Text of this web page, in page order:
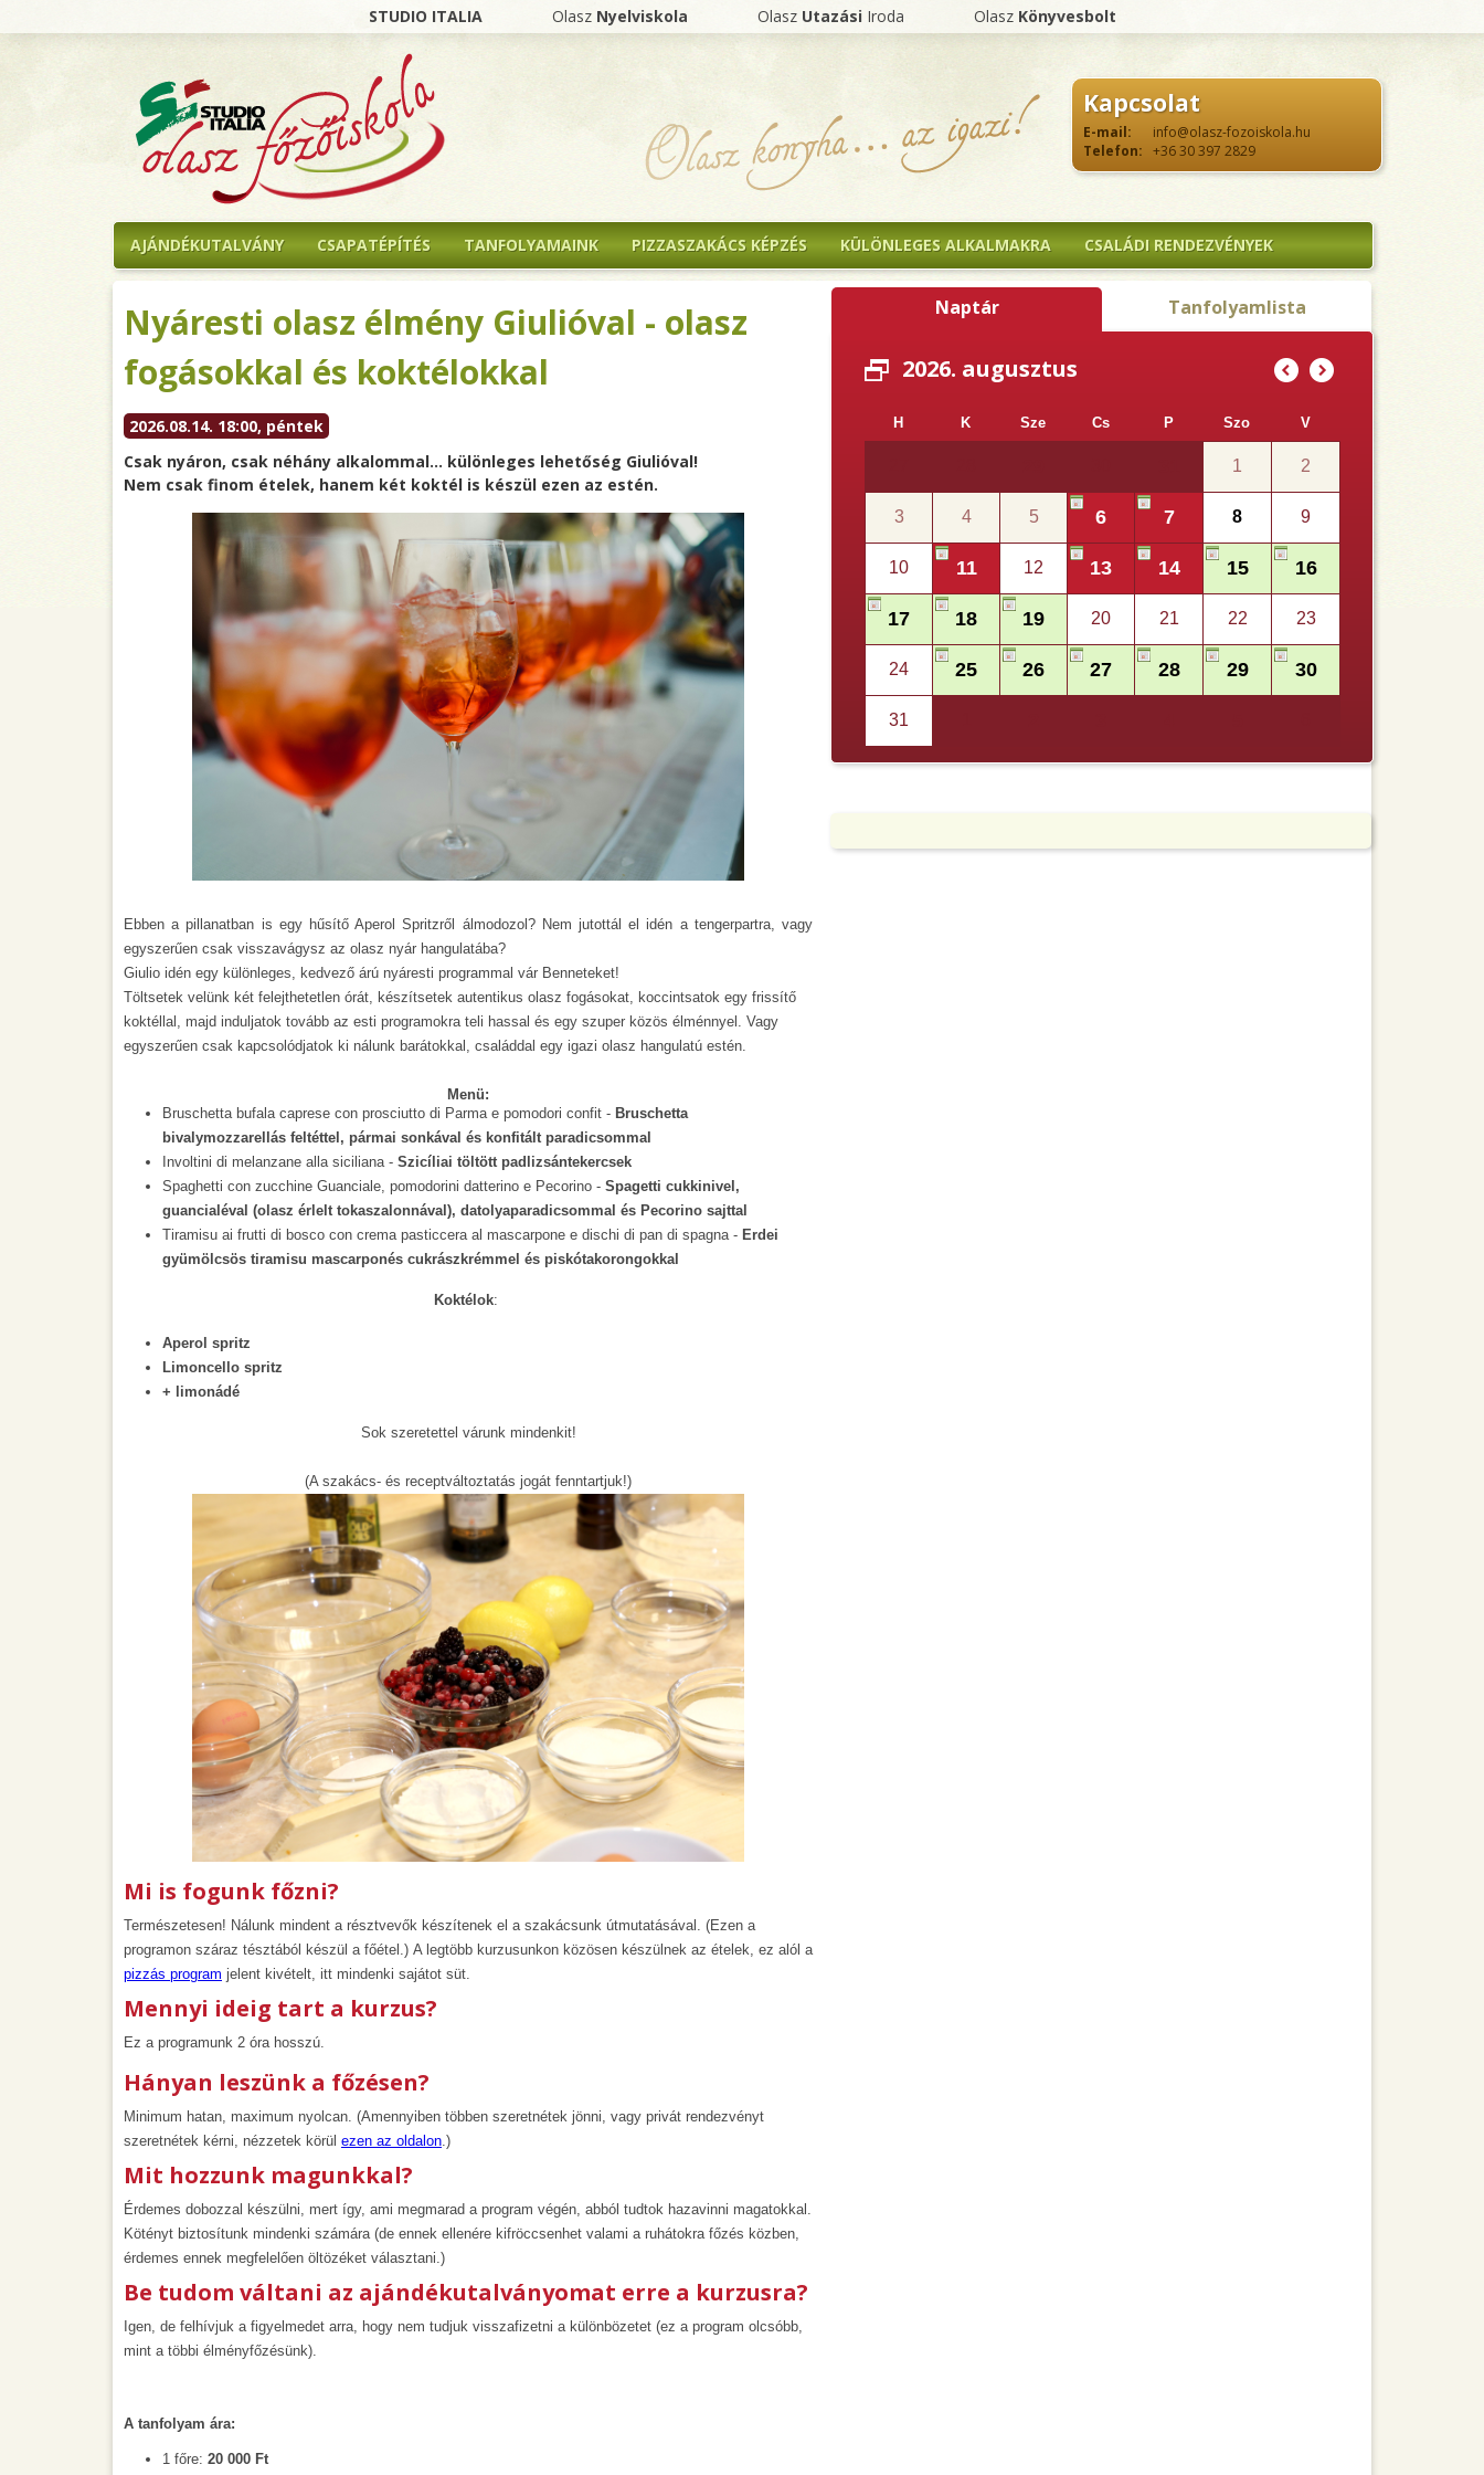
STUDIO ITALIA Olasz Nyelviskola Olasz UtazásiIroda Olasz Könyvesbolt
Kapcsolat
E-mail:
info@olasz-fozoiskola.hu
Telefon: +36 30 397 2829
AJÁNDÉKUTALVÁNY CSAPATÉPÍTÉS TANFOLYAMAINK PIZZASZAKÁCS KÉPZÉS KÜLÖNLEGES ALKALMAKRA CSALÁDI RENDEZVÉNYEK
Nyáresti olasz élmény Giulióval - olasz
fogásokkal és koktélokkal
2026.08.14. 18:00, péntek
Csak nyáron, csak néhány alkalommal... különleges lehetőség Giulióval!
Nem csak finom ételek, hanem két koktél is készül ezen az estén.
Ebben a pillanatban is egy hűsítő Aperol Spritzről álmodozol? Nem jutottál el idén a tengerpartra, vagy
egyszerűen csak visszavágysz az olasz nyár hangulatába?
Giulio idén egy különleges, kedvező árú nyáresti programmal vár Benneteket!
Töltsetek velünk két felejthetetlen órát, készítsetek autentikus olasz fogásokat, koccintsatok egy frissítő
koktéllal, majd induljatok tovább az esti programokra teli hassal és egy szuper közös élménnyel. Vagy
egyszerűen csak kapcsolódjatok ki nálunk barátokkal, családdal egy igazi olasz hangulatú estén.
Menü:
Bruschetta bufala caprese con prosciutto di Parma e pomodori confit - Bruschetta
bivalymozzarellás feltéttel, pármai sonkával és konfitált paradicsommal
Involtini di melanzane alla siciliana - Szicíliai töltött padlizsántekercsek
Spaghetti con zucchine Guanciale, pomodorini datterino e Pecorino - Spagetti cukkinivel,
guancialéval (olasz érlelt tokaszalonnával), datolyaparadicsommal és Pecorino sajttal
Tiramisu ai frutti di bosco con crema pasticcera al mascarpone e dischi di pan di spagna - Erdei
gyümölcsös tiramisu mascarponés cukrászkrémmel és piskótakorongokkal
Koktélok:
Aperol spritz
Limoncello spritz
+ limonádé
Sok szeretettel várunk mindenkit!
(A szakács- és receptváltoztatás jogát fenntartjuk!)
Mi is fogunk főzni?
Természetesen! Nálunk mindent a résztvevők készítenek el a szakácsunk útmutatásával. (Ezen a
programon száraz tésztából készül a főétel.) A legtöbb kurzusunkon közösen készülnek az ételek, ez alól a
pizzás program jelent kivételt, itt mindenki sajátot süt.
Mennyi ideig tart a kurzus?
Ez a programunk 2 óra hosszú.
Hányan leszünk a főzésen?
Minimum hatan, maximum nyolcan. (Amennyiben többen szeretnétek jönni, vagy privát rendezvényt
szeretnétek kérni, nézzetek körül ezen az oldalon.)
Mit hozzunk magunkkal?
Érdemes dobozzal készülni, mert így, ami megmarad a program végén, abból tudtok hazavinni magatokkal.
Kötényt biztosítunk mindenki számára (de ennek ellenére kifröccsenhet valami a ruhátokra főzés közben,
érdemes ennek megfelelően öltözéket választani.)
Be tudom váltani az ajándékutalványomat erre a kurzusra?
Igen, de felhívjuk a figyelmedet arra, hogy nem tudjuk visszafizetni a különbözetet (ez a program olcsóbb,
mint a többi élményfőzésünk).
A tanfolyam ára:
1 főre: 20 000 Ft
Naptár Tanfolyamlista
2026. augusztus )
(
H K Sze Cs P Szo V
1 2
3 4 5 6 7 8 9
10 11 12 13 14 15 16
17 18 19 20 21 22 23
24 25 26 27 28 29 30
31